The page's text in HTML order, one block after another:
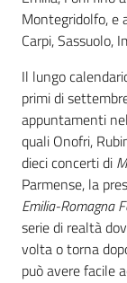
Montegridolfo, e
Carpi, Sassuolo,
Il lungo
primi di
appuntamenti
quali Onofri,
dieci concerti di
Parmense, la
Emilia-Romagna
serie di realtà
volta o torna
può avere facile